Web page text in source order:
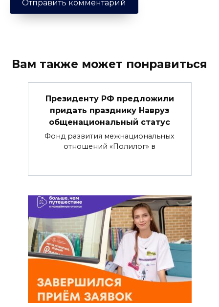
Вам также может понравиться
Президенту РФ предложили
придать празднику Навруз
общенациональный статус
Фонд развития межнациональных
отношений «Полилог» в